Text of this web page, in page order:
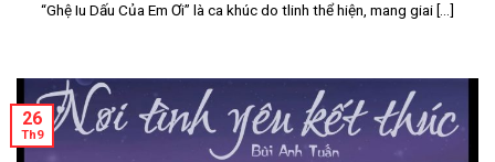
“Ghệ Iu Dấu Của Em Ơi” là ca khúc do tlinh thể hiện, mang giai [...]
26
Th9